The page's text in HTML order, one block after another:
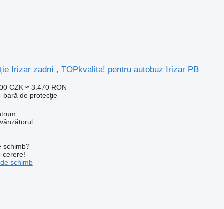
Irizar zadní , TOPkvalita! pentru autobuz Irizar PB
CZK ≈ 3.470 RON
bară de protecţie
schimb?
cerere!
schimb